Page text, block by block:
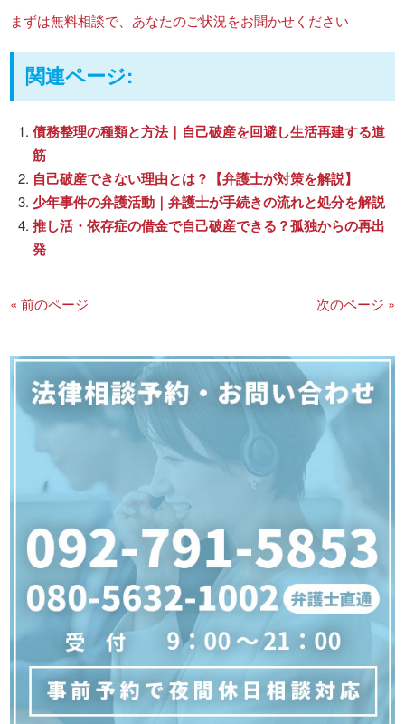
まずは無料相談で、あなたのご状況をお聞かせください
関連ページ:
債務整理の種類と方法｜自己破産を回避し生活再建する道
筋
自己破産できない理由とは？【弁護士が対策を解説】
少年事件の弁護活動｜弁護士が手続きの流れと処分を解説
推し活・依存症の借金で自己破産できる？孤独からの再出
発
« 前のページ 次のページ »